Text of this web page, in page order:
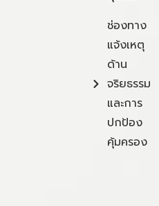
ช่องทาง
แจ้งเหตุ
ด้าน
จริยธรรม
และการ
ปกป้อง
คุ้มครอง